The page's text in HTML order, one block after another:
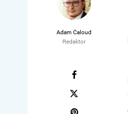
Adam Čaloud
Redaktor